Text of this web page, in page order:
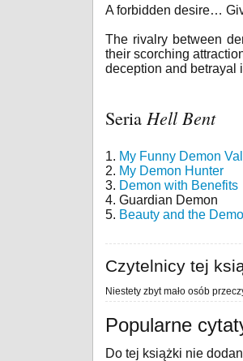
A forbidden desire…
The rivalry between
their scorching
deception and
Seria Hell Bent
1. My Funny Demon
2. My Demon Hunter
3. Demon with Benefits
4. Guardian Demon
5. Beauty and the
Czytelnicy tej
Niestety zbyt mało osób
Popularne
Do tej książki nie